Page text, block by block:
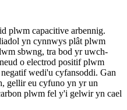
plwm capacitive arbennig.
yn cynnwys plât plwm
sbwng, tra bod yr uwch-
o electrod positif plwm
wedi'u cyfansoddi. Gan
gellir eu cyfuno yn yr un
plwm fel y'i gelwir yn cael